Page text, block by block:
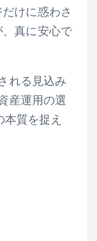
けに惑わさ
真に安心で
れる見込み
産運用の選
質を捉え